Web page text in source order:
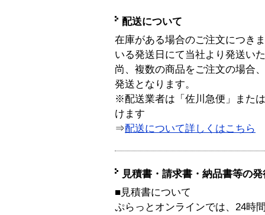
配送について
在庫がある場合のご注文につき
いる発送日にて当社より発送い
尚、複数の商品をご注文の場合
発送となります。
※配送業者は「佐川急便」また
けます
⇒配送について詳しくはこちら
見積書・請求書・納品書等の
■見積書について
ぷらっとオンラインでは、24時